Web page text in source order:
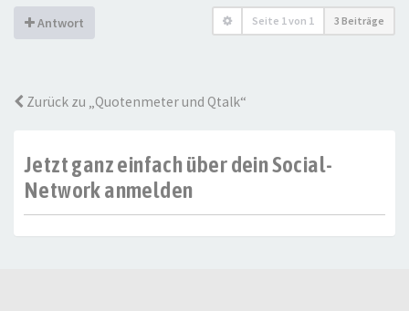
Antwort Seite 1von 1 3 Beiträge
Zurück zu „Quotenmeter und Qtalk“
Jetzt ganz einfach über dein Social-
Network anmelden